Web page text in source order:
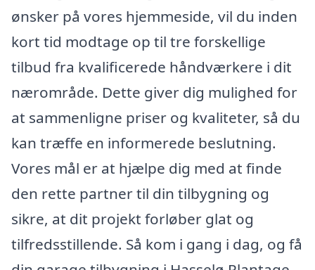
ønsker på vores hjemmeside, vil du inden
kort tid modtage op til tre forskellige
tilbud fra kvalificerede håndværkere i dit
nærområde. Dette giver dig mulighed for
at sammenligne priser og kvaliteter, så du
kan træffe en informerede beslutning.
Vores mål er at hjælpe dig med at finde
den rette partner til din tilbygning og
sikre, at dit projekt forløber glat og
tilfredsstillende. Så kom i gang i dag, og få